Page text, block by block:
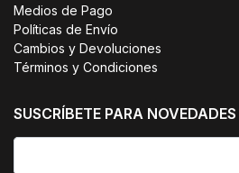
Medios de Pago
Políticas de Envío
Cambios y Devoluciones
Términos y Condiciones
SUSCRÍBETE PARA NOVEDADES